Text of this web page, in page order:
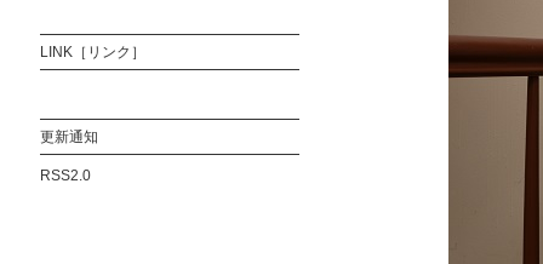
LINK［リンク］
更新通知
RSS2.0